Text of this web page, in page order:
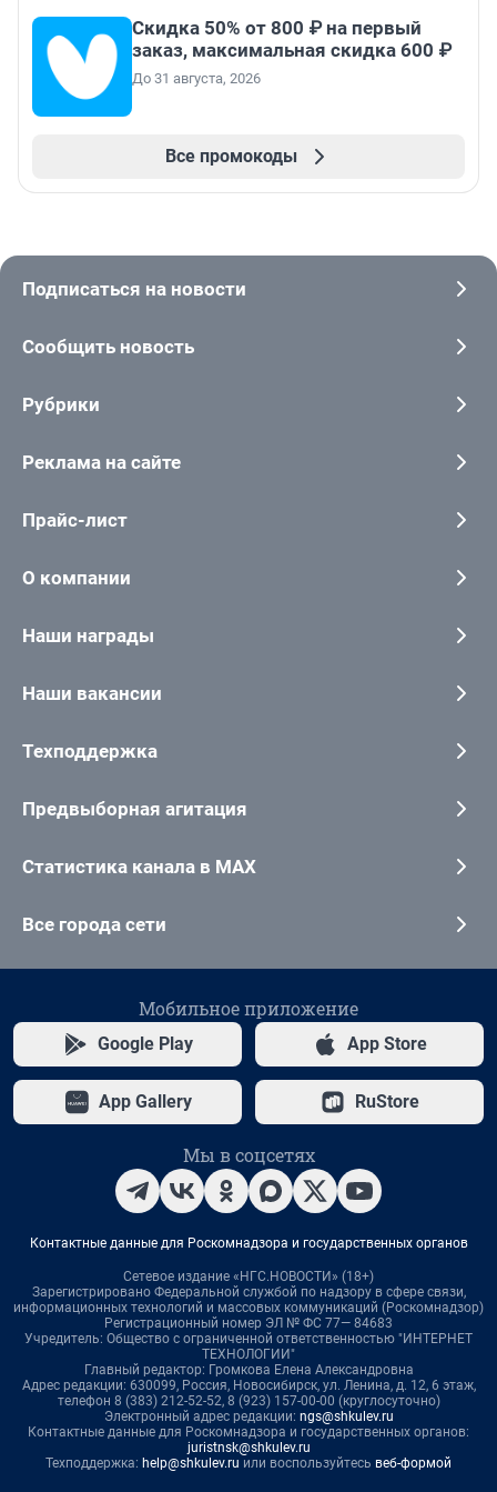
Скидка 50% от 800 ₽ на первый
заказ, максимальная скидка 600 ₽
До 31 августа, 2026
Все промокоды
Подписаться на новости
Сообщить новость
Рубрики
Реклама на сайте
Прайс-лист
О компании
Наши награды
Наши вакансии
Техподдержка
Предвыборная агитация
Статистика канала в MAX
Все города сети
Мобильное приложение
Google Play App Store
App Gallery RuStore
Мы в соцсетях
Контактные данные для Роскомнадзора и государственных органов
Сетевое издание «НГС.НОВОСТИ» (18+)
Зарегистрировано Федеральной службой по надзору в сфере связи,
информационных технологий и массовых коммуникаций (Роскомнадзор)
Регистрационный номер ЭЛ № ФС 77— 84683
Учредитель: Общество с ограниченной ответственностью "ИНТЕРНЕТ
ТЕХНОЛОГИИ"
Главный редактор: Громкова Елена Александровна
Адрес редакции: 630099, Россия, Новосибирск, ул. Ленина, д. 12, 6 этаж,
телефон 8 (383) 212-52-52, 8 (923) 157-00-00 (круглосуточно)
Электронный адрес редакции: ngs@shkulev.ru
Контактные данные для Роскомнадзора и государственных органов:
juristnsk@shkulev.ru
Техподдержка: help@shkulev.ru или воспользуйтесь веб-формой